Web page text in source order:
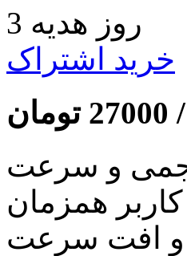
3 روز هدیه
خرید اشتراک
27000 تومان
و سرعت
همزمان
و افت سرعت